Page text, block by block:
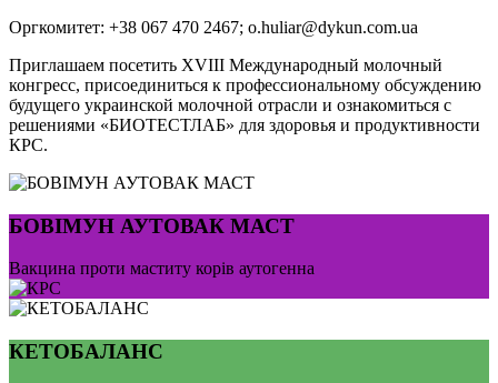
Оргкомитет: +38 067 470 2467; o.huliar@dykun.com.ua
Приглашаем посетить XVIII Международный молочный
конгресс, присоединиться к профессиональному обсуждению
будущего украинской молочной отрасли и ознакомиться с
решениями «БИОТЕСТЛАБ» для здоровья и продуктивности
КРС.
БОВІМУН АУТОВАК МАСТ
Вакцина проти маститу корів аутогенна
КЕТОБАЛАНС